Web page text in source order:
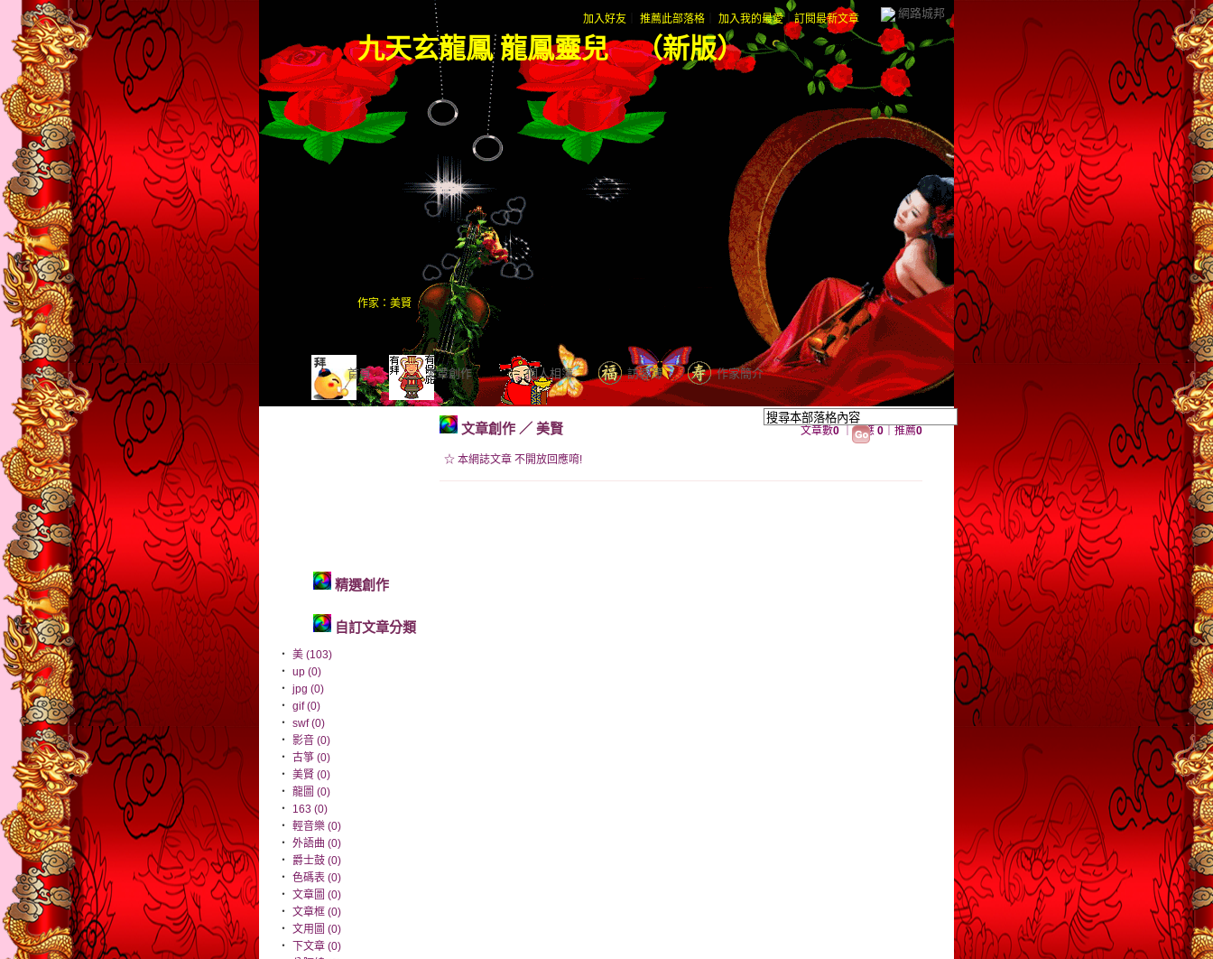
網路城邦
九天玄龍鳳 龍鳳靈兒（新版）
首頁 文章創作 個人相簿 訪客簿 作家簡介
加入好友 推薦此部落格 加入我的最愛｜訂閱最新文章
作家：美賢
精選創作
自訂文章分類
‧ 美 (103)
‧ up (0)
‧ jpg (0)
‧ gif (0)
‧ swf (0)
‧ 影音 (0)
‧ 古箏 (0)
‧ 美賢 (0)
‧ 龍圖 (0)
‧
163 (0)
‧ 輕音樂 (0)
‧ 外語曲 (0)
‧
爵士鼓 (0)
‧ 色碼表 (0)
‧ 文章圖 (0)
‧ 文章框 (0)
‧ 文用圖 (0)
‧
下文章 (0)
文章創作 ／ 美賢 文章數0 ｜回應 0 ｜推薦0
☆ 本網誌文章 不開放回應唷!